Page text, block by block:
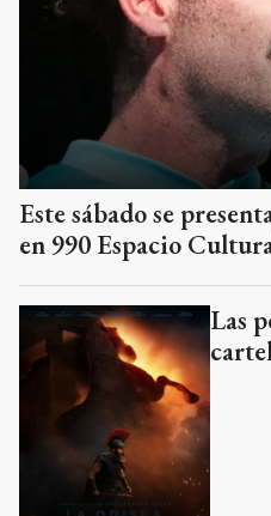
Este sábado se
en 990 Espacio
Las